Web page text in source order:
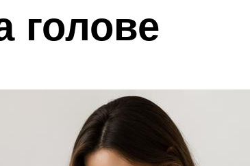
голове